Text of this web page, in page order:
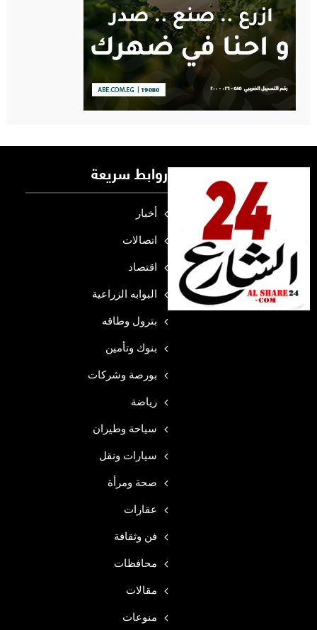
روابط سريعة
أخبار
اتصالات
اقتصاد
البوابه الزراعية
بترول وطاقه
بنوك وتأمين
بورصة وشركات
رياضة
سياحة وطيران
سيارات ونقل
صحة ومرأة
عقارات
فن وثقافة
محافظات
مقالات
منوعات